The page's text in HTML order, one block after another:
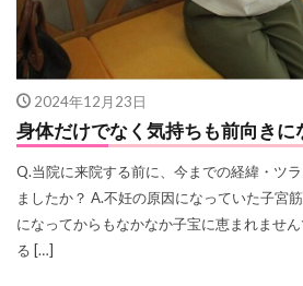
2024年12月23日
身体だけでなく気持ちも前向きに
Q.当院に来院する前に、今までの経緯・ツ
ましたか？ A.不妊の原因になっていた子宮
になってからもなかなか子宝に恵まれませ
る […]